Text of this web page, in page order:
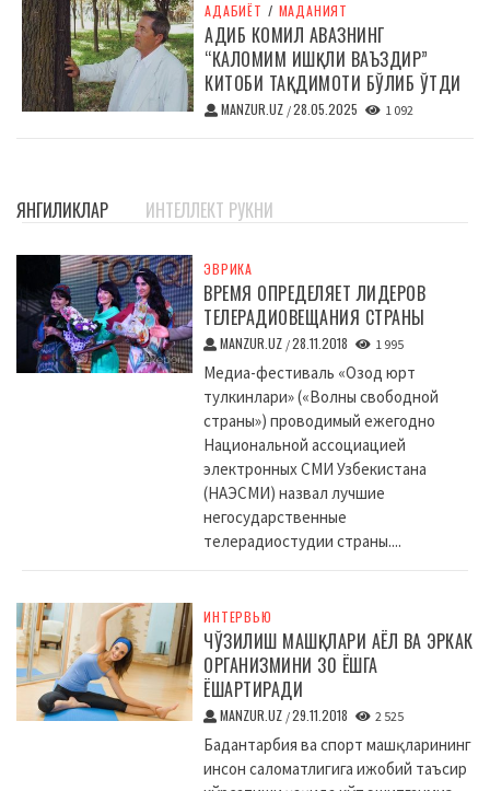
АДАБИЁТ / МАДАНИЯТ
АДИБ КОМИЛ АВАЗНИНГ
“КАЛОМИМ ИШҚЛИ ВАЪЗДИР”
КИТОБИ ТАҚДИМОТИ БЎЛИБ ЎТДИ
MANZUR.UZ /28.05.2025 1 092
ЯНГИЛИКЛАР ИНТЕЛЛЕКТ РУКНИ
ЭВРИКА
ВРЕМЯ ОПРЕДЕЛЯЕТ ЛИДЕРОВ
ТЕЛЕРАДИОВЕЩАНИЯ СТРАНЫ
MANZUR.UZ /28.11.2018 1 995
Медиа-фестиваль «Озод юрт
тулкинлари» («Волны свободной
страны») проводимый ежегодно
Национальной ассоциацией
электронных СМИ Узбекистана
(НАЭСМИ) назвал лучшие
негосударственные
телерадиостудии страны....
ИНТЕРВЬЮ
ЧЎЗИЛИШ МАШҚЛАРИ АЁЛ ВА ЭРКАК
ОРГАНИЗМИНИ 30 ЁШГА
ЁШАРТИРАДИ
MANZUR.UZ /29.11.2018 2 525
Бадантарбия ва спорт машқларининг
инсон саломатлигига ижобий таъсир